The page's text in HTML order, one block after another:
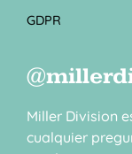
GDPR
Miller Division
cualquier